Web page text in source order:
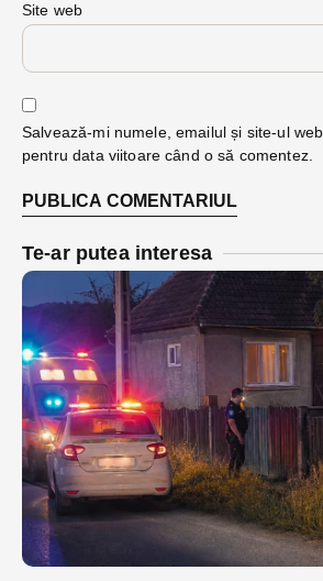
Site web
Salvează-mi numele, emailul și site-ul
pentru data viitoare când o să comentez.
Te-ar putea interesa